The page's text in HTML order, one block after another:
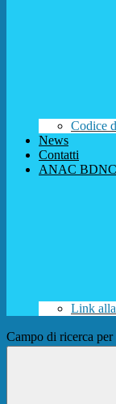
Codice
News
Contatti
ANAC
Link
Campo di ricerca